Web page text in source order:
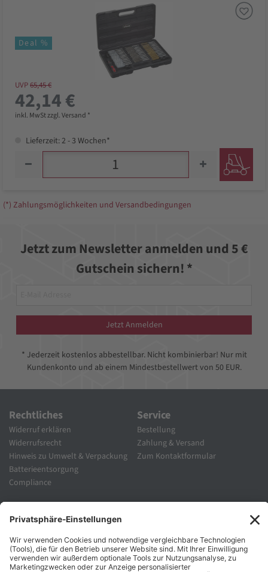
Deal %
UVP65,45 €
42,14 €
inkl. MwSt zzgl. Versand *
Lieferzeit: 2 - 3 Wochen*
(*) Zahlungsmöglichkeiten und Versandbedingungen
Jetzt zum Newsletter anmelden und 5 €
Gutschein sichern! *
Jetzt Anmelden
* Jederzeit kostenlos abbestellbar. Nicht kombinierbar! Nur mit
Kundenkonto und ab einem Mindestbestellwert von 50 EUR.
Rechtliches
Widerruf erklären
Widerrufsrecht
Hinweis zu Umwelt & Verpackung
Batterieentsorgung
Compliance
Service
Bestellung
Zahlung & Versand
Zum Kontaktformular
Unternehmen
Karriere